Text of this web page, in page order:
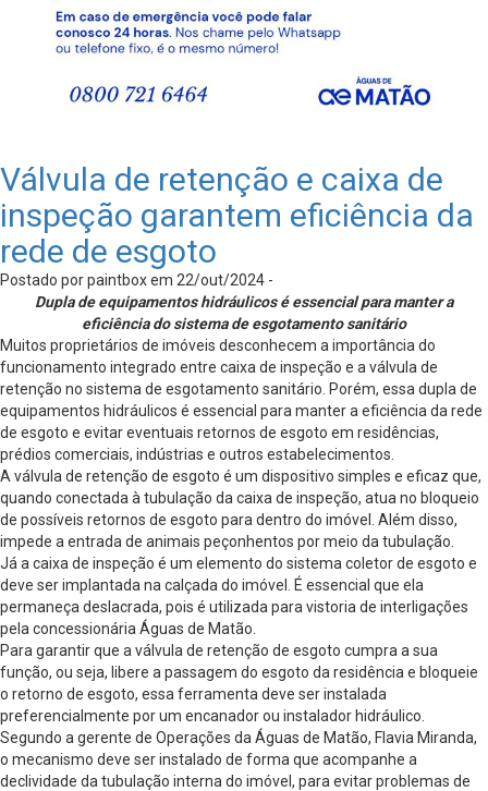
Válvula de retenção e caixa de
inspeção garantem eficiência da
rede de esgoto
Postado por paintbox em 22/out/2024 -
Dupla de equipamentos hidráulicos é essencial para manter a
eficiência do sistema de esgotamento sanitário
Muitos proprietários de imóveis desconhecem a importância do
funcionamento integrado entre caixa de inspeção e a válvula de
retenção no sistema de esgotamento sanitário. Porém, essa dupla de
equipamentos hidráulicos é essencial para manter a eficiência da rede
de esgoto e evitar eventuais retornos de esgoto em residências,
prédios comerciais, indústrias e outros estabelecimentos.
A válvula de retenção de esgoto é um dispositivo simples e eficaz que,
quando conectada à tubulação da caixa de inspeção, atua no bloqueio
de possíveis retornos de esgoto para dentro do imóvel. Além disso,
impede a entrada de animais peçonhentos por meio da tubulação.
Já a caixa de inspeção é um elemento do sistema coletor de esgoto e
deve ser implantada na calçada do imóvel. É essencial que ela
permaneça deslacrada, pois é utilizada para vistoria de interligações
pela concessionária Águas de Matão.
Para garantir que a válvula de retenção de esgoto cumpra a sua
função, ou seja, libere a passagem do esgoto da residência e bloqueie
o retorno de esgoto, essa ferramenta deve ser instalada
preferencialmente por um encanador ou instalador hidráulico.
Segundo a gerente de Operações da Águas de Matão, Flavia Miranda,
o mecanismo deve ser instalado de forma que acompanhe a
declividade da tubulação interna do imóvel, para evitar problemas de